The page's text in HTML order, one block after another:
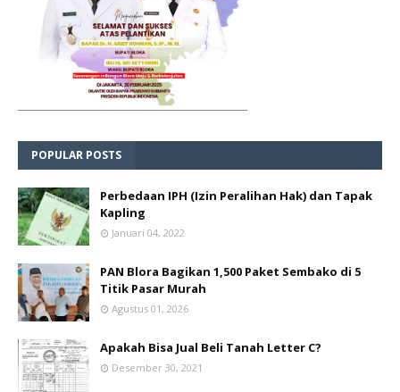
POPULAR POSTS
Perbedaan IPH (Izin Peralihan Hak) dan Tapak
Kapling
Januari 04, 2022
PAN Blora Bagikan 1,500 Paket Sembako di 5
Titik Pasar Murah
Agustus 01, 2026
Apakah Bisa Jual Beli Tanah Letter C?
Desember 30, 2021